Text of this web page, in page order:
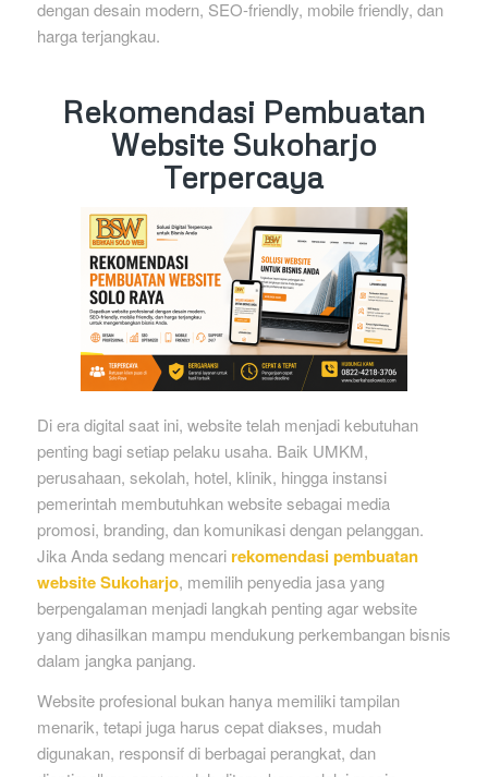
dengan desain modern, SEO-friendly, mobile friendly, dan
harga terjangkau.
Rekomendasi Pembuatan
Website Sukoharjo
Terpercaya
Di era digital saat ini, website telah menjadi kebutuhan
penting bagi setiap pelaku usaha. Baik UMKM,
perusahaan, sekolah, hotel, klinik, hingga instansi
pemerintah membutuhkan website sebagai media
promosi, branding, dan komunikasi dengan pelanggan.
Jika Anda sedang mencari rekomendasi pembuatan
website Sukoharjo, memilih penyedia jasa yang
berpengalaman menjadi langkah penting agar website
yang dihasilkan mampu mendukung perkembangan bisnis
dalam jangka panjang.
Website profesional bukan hanya memiliki tampilan
menarik, tetapi juga harus cepat diakses, mudah
digunakan, responsif di berbagai perangkat, dan